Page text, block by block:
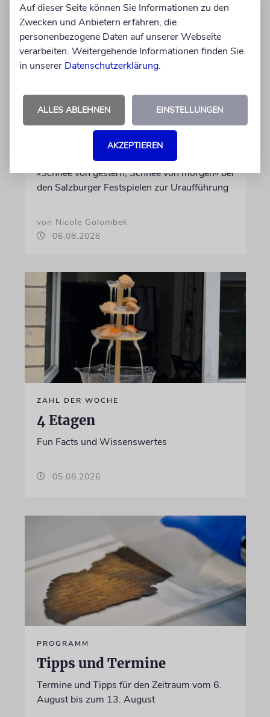
Abschied vom Ich
Jossi Wieler bringt Peter Handkes Stück
»Schnee von gestern, Schnee von morgen« bei
den Salzburger Festspielen zur Uraufführung
von Nicole Golombek
06.08.2026
ZAHL DER WOCHE
4 Etagen
Fun Facts und Wissenswertes
05.08.2026
PROGRAMM
Tipps und Termine
Termine und Tipps für den Zeitraum vom 6.
August bis zum 13. August
Auf dieser Seite können Sie Informationen zu den
Zwecken und Anbietern erfahren, die
personenbezogene Daten auf unserer Webseite
verarbeiten. Weitergehende Informationen finden Sie
in unserer Datenschutzerklärung.
ALLES ABLEHNEN EINSTELLUNGEN
AKZEPTIEREN